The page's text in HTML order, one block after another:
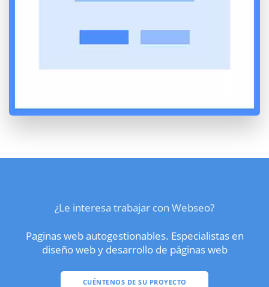
¿Le interesa trabajar con Webseo?
Paginas web autogestionables. Especialistas en
diseño web y desarrollo de páginas web
CUÉNTENOS DE SU PROYECTO